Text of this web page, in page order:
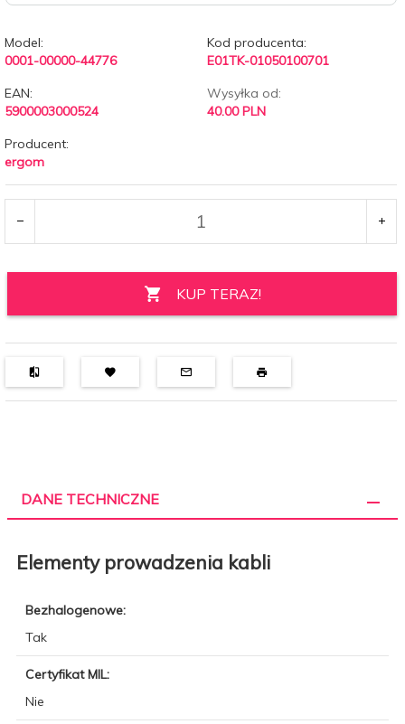
Model:
0001-00000-44776
Kod producenta:
E01TK-01050100701
EAN:
5900003000524
Wysyłka od:
40.00 PLN
Producent:
ergom
KUP TERAZ!
DANE TECHNICZNE
Elementy prowadzenia kabli
Bezhalogenowe:
Tak
Certyfikat MIL:
Nie